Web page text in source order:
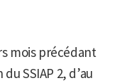
mois précédant
SSIAP 2, d’au